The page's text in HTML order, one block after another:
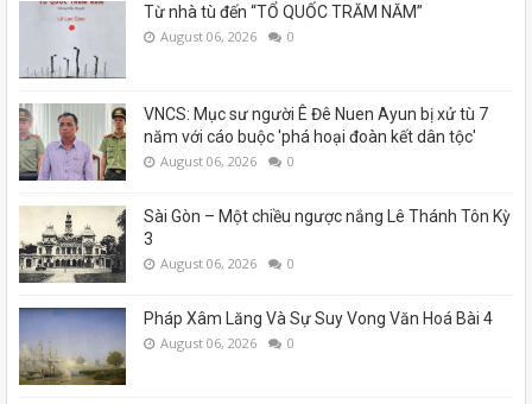
Từ nhà tù đến “TỔ QUỐC TRĂM NĂM”
August 06, 2026 0
VNCS: Mục sư người Ê Đê Nuen Ayun bị xử tù 7
năm với cáo buộc 'phá hoại đoàn kết dân tộc'
August 06, 2026 0
Sài Gòn – Một chiều ngược nắng Lê Thánh Tôn Kỳ
3
August 06, 2026 0
Pháp Xâm Lăng Và Sự Suy Vong Văn Hoá Bài 4
August 06, 2026 0